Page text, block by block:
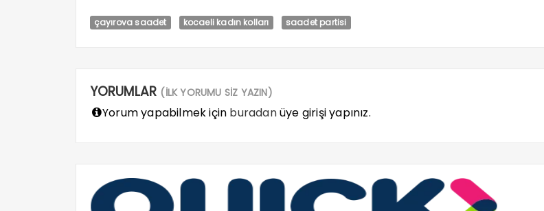
çayırova saadet kocaeli kadın kolları saadet partisi
YORUMLAR (İLK YORUMU SİZ YAZIN)
Yorum yapabilmek için buradanüye girişi yapınız.